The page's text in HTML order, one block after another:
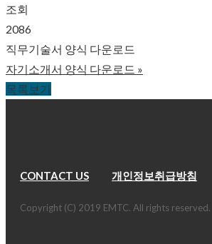
조회
2086
직무기술서 양식 다운로드
자기소개서 양식 다운로드 »
목록보기
CONTACT US 개인정보취급방침
Copyright (C) 2019 EMTC. All rights reserved.